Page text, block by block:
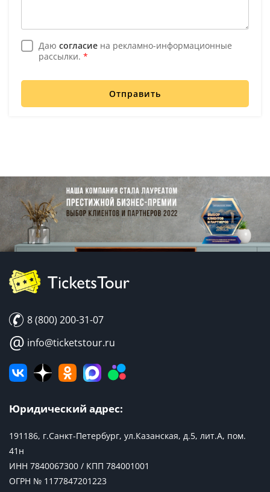
Даю согласие на рекламно-информационные
рассылки. *
Отправить
8 (800) 200-31-07
@ info@ticketstour.ru
Юридический адрес:
191186, г.Санкт-Петербург, ул.Казанская, д.5, лит.А, пом.
41н
ИНН 7840067300 / КПП 784001001
ОГРН № 1177847201223